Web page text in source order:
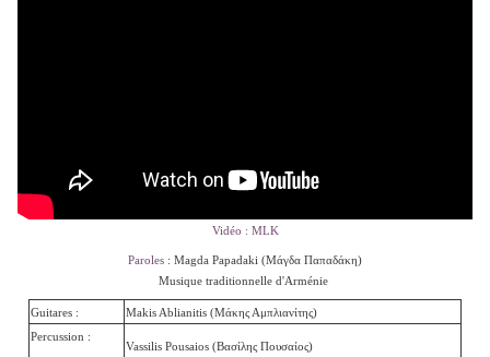
Vidéo : MLK
Paroles : Magda Papadaki (Μάγδα Παπαδάκη)
Musique traditionnelle d'Arménie
Guitares :
Makis Ablianitis (Μάκης Αμπλιανίτης)
Percussion :
Vassilis Pousaios (Βασίλης Πουσαίος)